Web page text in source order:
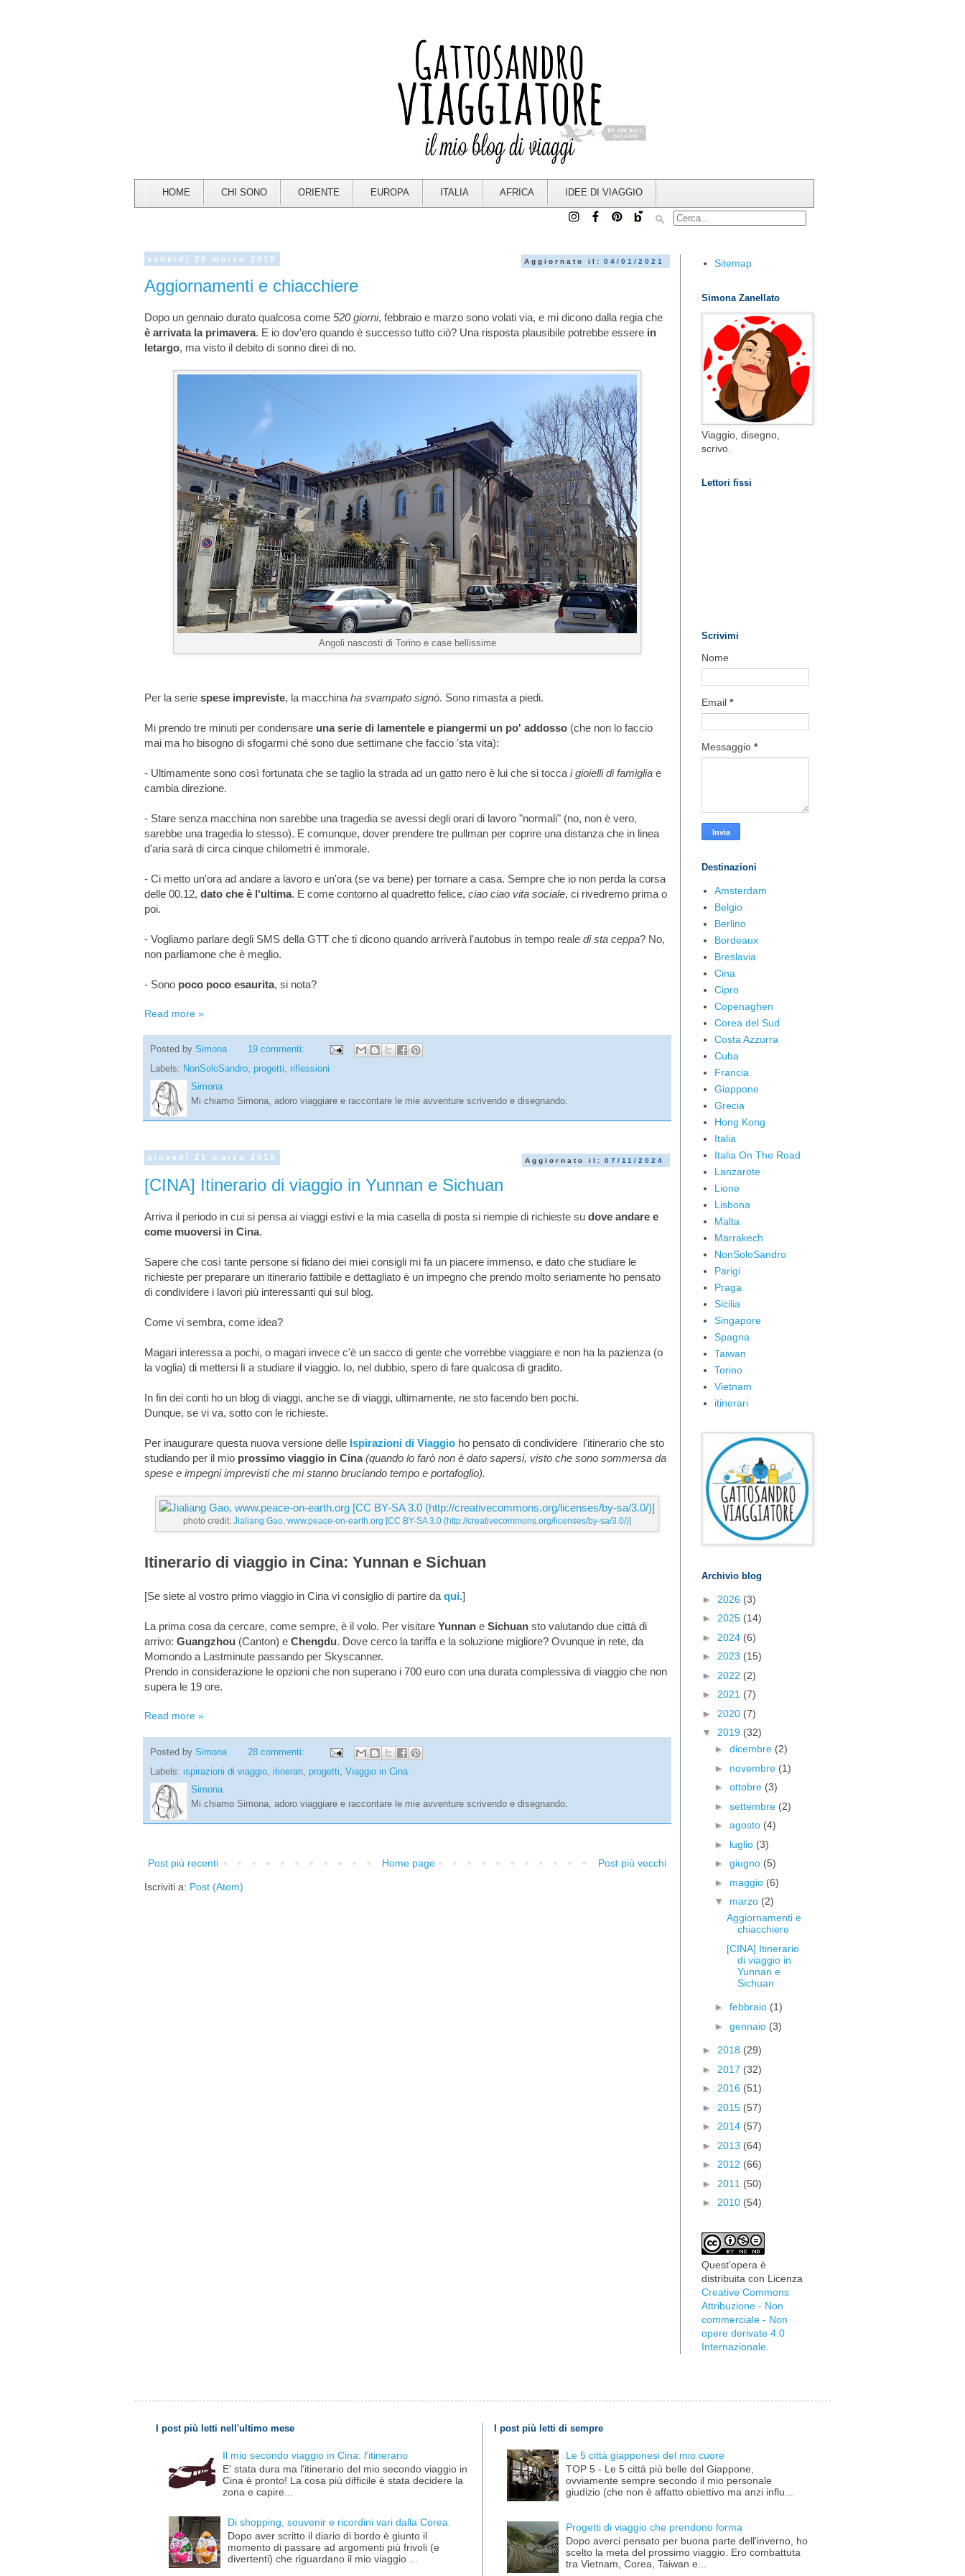
HOME CHI SONO ORIENTE EUROPA ITALIA AFRICA IDEE DI VIAGGIO
venerdì 29 marzo 2019 Aggiornato il: 04/01/2021
Aggiornamenti e chiacchiere
Dopo un gennaio durato qualcosa come 520 giorni, febbraio e marzo sono volati via, e mi dicono dalla regia che
è arrivata la primavera. E io dov'ero quando è successo tutto ciò? Una risposta plausibile potrebbe essere in
letargo, ma visto il debito di sonno direi di no.
Angoli nascosti di Torino e case bellissime
Per la serie spese impreviste, la macchina ha svampato signò. Sono rimasta a piedi.
Mi prendo tre minuti per condensare una serie di lamentele e piangermi un po' addosso (che non lo faccio
mai ma ho bisogno di sfogarmi ché sono due settimane che faccio 'sta vita):
- Ultimamente sono così fortunata che se taglio la strada ad un gatto nero è lui che si tocca i gioielli di famiglia e
cambia direzione.
- Stare senza macchina non sarebbe una tragedia se avessi degli orari di lavoro "normali" (no, non è vero,
sarebbe una tragedia lo stesso). E comunque, dover prendere tre pullman per coprire una distanza che in linea
d'aria sarà di circa cinque chilometri è immorale.
- Ci metto un'ora ad andare a lavoro e un'ora (se va bene) per tornare a casa. Sempre che io non perda la corsa
delle 00.12, dato che è l'ultima. E come contorno al quadretto felice, ciao ciao vita sociale, ci rivedremo prima o
poi.
- Vogliamo parlare degli SMS della GTT che ti dicono quando arriverà l'autobus in tempo reale di sta ceppa? No,
non parliamone che è meglio.
- Sono poco poco esaurita, si nota?
Read more »
Posted by Simona
19 commenti:
Labels: NonSoloSandro, progetti, riflessioni
Simona
Mi chiamo Simona, adoro viaggiare e raccontare le mie avventure scrivendo e disegnando.
giovedì 21 marzo 2019 Aggiornato il: 07/11/2024
[CINA] Itinerario di viaggio in Yunnan e Sichuan
Arriva il periodo in cui si pensa ai viaggi estivi e la mia casella di posta si riempie di richieste su dove andare e
come muoversi in Cina.
Sapere che così tante persone si fidano dei miei consigli mi fa un piacere immenso, e dato che studiare le
richieste per preparare un itinerario fattibile e dettagliato è un impegno che prendo molto seriamente ho pensato
di condividere i lavori più interessanti qui sul blog.
Come vi sembra, come idea?
Magari interessa a pochi, o magari invece c'è un sacco di gente che vorrebbe viaggiare e non ha la pazienza (o
la voglia) di mettersi lì a studiare il viaggio. Io, nel dubbio, spero di fare qualcosa di gradito.
In fin dei conti ho un blog di viaggi, anche se di viaggi, ultimamente, ne sto facendo ben pochi.
Dunque, se vi va, sotto con le richieste.
Per inaugurare questa nuova versione delle Ispirazioni di Viaggio ho pensato di condividere l'itinerario che sto
studiando per il mio prossimo viaggio in Cina (quando lo farò non è dato sapersi, visto che sono sommersa da
spese e impegni imprevisti che mi stanno bruciando tempo e portafoglio).
photo credit: Jialiang Gao, www.peace-on-earth.org [CC BY-SA 3.0 (http://creativecommons.org/licenses/by-sa/3.0/)]
Itinerario di viaggio in Cina: Yunnan e Sichuan
[Se siete al vostro primo viaggio in Cina vi consiglio di partire daqui.]
La prima cosa da cercare, come sempre, è il volo. Per visitare Yunnan e Sichuan sto valutando due città di
arrivo: Guangzhou (Canton) e Chengdu. Dove cerco la tariffa e la soluzione migliore? Ovunque in rete, da
Momondo a Lastminute passando per Skyscanner.
Prendo in considerazione le opzioni che non superano i 700 euro con una durata complessiva di viaggio che non
supera le 19 ore.
Read more »
Posted by Simona
28 commenti:
Labels: ispirazioni di viaggio itinerari progetti
Viaggio in Cina
Simona
Mi chiamo Simona, adoro viaggiare e raccontare le mie avventure scrivendo e disegnando.
Post più recenti Post più vecchi
Home page
Iscriviti a: Post (Atom)
Sitemap
Simona Zanellato
Viaggio, disegno,
scrivo.
Lettori fissi
Scrivimi
Nome
Email *
Messaggio *
Destinazioni
Amsterdam
Belgio
Berlino
Bordeaux
Breslavia
Cina
Cipro
Copenaghen
Corea del Sud
Costa Azzurra
Cuba
Francia
Giappone
Grecia
Hong Kong
Italia
Italia On The Road
Lanzarote
Lione
Lisbona
Malta
Marrakech
NonSoloSandro
Parigi
Praga
Sicilia
Singapore
Spagna
Taiwan
Torino
Vietnam
itinerari
Archivio blog
► 2026 (3)
► 2025 (14)
► 2024 (6)
► 2023 (15)
► 2022 (2)
► 2021 (7)
► 2020 (7)
▼ 2019 (32)
► dicembre (2)
► novembre (1)
► ottobre (3)
► settembre (2)
► agosto (4)
► luglio (3)
► giugno (5)
► maggio (6)
▼ marzo (2)
Aggiornamenti e
chiacchiere
[CINA] Itinerario
di viaggio in
Yunnan e
Sichuan
► febbraio (1)
► gennaio (3)
► 2018 (29)
► 2017 (32)
► 2016 (51)
► 2015 (57)
► 2014 (57)
► 2013 (64)
► 2012 (66)
► 2011 (50)
► 2010 (54)
Quest'opera è
distribuita con Licenza
Creative Commons
Attribuzione - Non
commerciale - Non
opere derivate 4.0
Internazionale
I post più letti nell'ultimo mese
Il mio secondo viaggio in Cina: l'itinerario
E' stata dura ma l'itinerario del mio secondo viaggio in
Cina è pronto! La cosa più difficile è stata decidere la
zona e capire...
Di shopping, souvenir e ricordini vari dalla Corea.
Dopo aver scritto il diario di bordo è giunto il
momento di passare ad argomenti più frivoli (e
divertenti) che riguardano il mio viaggio ...
I post più letti di sempre
Le 5 città giapponesi del mio cuore
TOP 5 - Le 5 città più belle del Giappone,
ovviamente sempre secondo il mio personale
giudizio (che non è affatto obiettivo ma anzi influ...
Progetti di viaggio che prendono forma
Dopo averci pensato per buona parte dell'inverno, ho
scelto la meta del prossimo viaggio. Ero combattuta
tra Vietnam, Corea, Taiwan e...